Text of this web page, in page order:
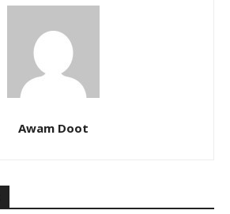
Awam Doot